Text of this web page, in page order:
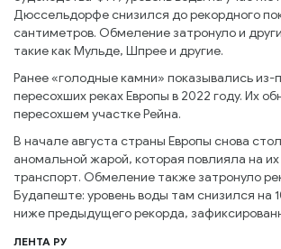
Дюссельдорфе снизился до рекордного
сантиметров. Обмеление затронуло и
такие как Мульде, Шпрее и другие.
Ранее «голодные камни» показывались из-
пересохших реках Европы в 2022 году. Их
пересохшем участке Рейна.
В начале августа страны Европы снова
аномальной жарой, которая повлияла на их
транспорт. Обмеление также затронуло
Будапеште: уровень воды там снизился на
ниже предыдущего рекорда,
ЛЕНТА РУ